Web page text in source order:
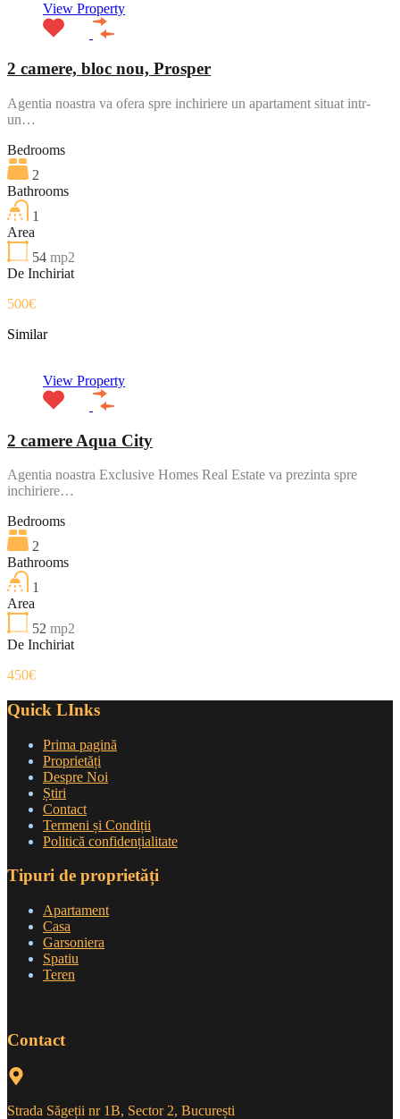
View Property
2 camere, bloc nou, Prosper
Agentia noastra va ofera spre inchiriere un apartament situat intr-
un…
Bedrooms
2
Bathrooms
1
Area
54 mp2
De Inchiriat
500€
Similar
View Property
2 camere Aqua City
Agentia noastra Exclusive Homes Real Estate va prezinta spre
inchiriere…
Bedrooms
2
Bathrooms
1
Area
52 mp2
De Inchiriat
450€
Quick LInks
Prima pagină
Proprietăți
Despre Noi
Știri
Contact
Termeni și Condiții
Politică confidențialitate
Tipuri de proprietăți
Apartament
Casa
Garsoniera
Spatiu
Teren
Contact
Strada Săgeții nr 1B, Sector 2, București